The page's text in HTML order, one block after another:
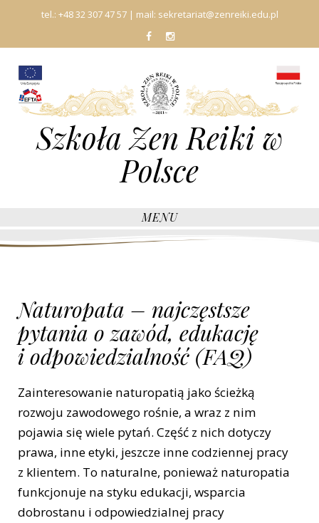
tel.: +48 32 307 47 57| mail: sekretariat@zenreiki.edu.pl
fb In
Szkoła Zen Reiki w
Polsce
MENU
Naturopata – najczęstsze
pytania o zawód, edukację
i odpowiedzialność (FAQ)
Zainteresowanie naturopatią jako ścieżką
rozwoju zawodowego rośnie, a wraz z nim
pojawia się wiele pytań. Część z nich dotyczy
prawa, inne etyki, jeszcze inne codziennej pracy
z klientem. To naturalne, ponieważ naturopatia
funkcjonuje na styku edukacji, wsparcia
dobrostanu i odpowiedzialnej pracy